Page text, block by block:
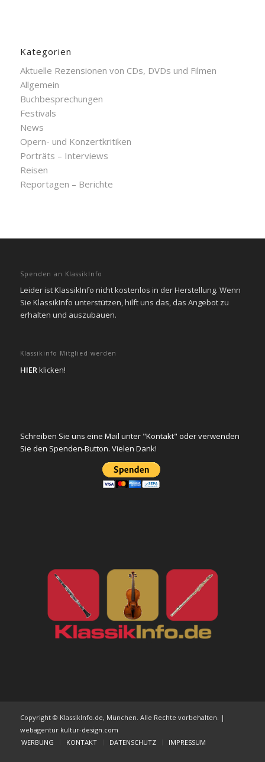
Kategorien
Aktuelle Rezensionen von CDs, DVDs und Filmen
Allgemein
Buchbesprechungen
Festivals
News
Opern- und Konzertkritiken
Porträts – Interviews
Reisen
Reportagen – Berichte
Spenden an KlassikInfo
Leider ist KlassikInfo nicht kostenlos in der Herstellung. Wenn
Sie KlassikInfo unterstützen, hilft uns das, das Angebot zu
erhalten und auszubauen.
Klassikinfo Mitglied werden
HIER klicken!
Schreiben Sie uns eine Mail unter "Kontakt" oder verwenden
Sie den Spenden-Button. Vielen Dank!
Copyright © KlassikInfo.de, München. Alle Rechte vorbehalten. |
webagentur kultur-design.com
WERBUNG
KONTAKT DATENSCHUTZ IMPRESSUM